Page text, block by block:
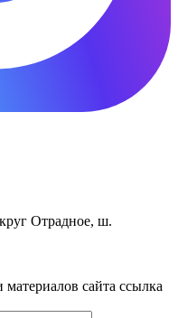
Отрадное, ш.
сайта ссылка